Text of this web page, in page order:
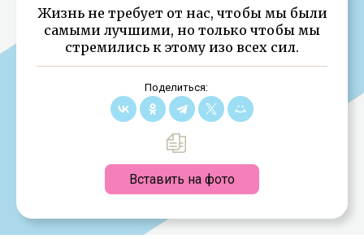
Жизнь не требует от нас, чтобы мы были
самыми лучшими, но только чтобы мы
стремились к этому изо всех сил.
Поделиться:
Вставить на фото